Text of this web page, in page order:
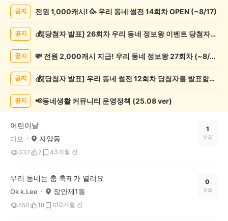
록
공지 전원 1,000캐시! 🥳 우리 동네 썰전 14회차 OPEN (~8/17)
공지 💰[당첨자 발표] 26회차 우리 동네 정보왕 이벤트 당첨자를 발표합니다!
공지 💸 전원 2,000캐시 지급! 우리 동네 정보왕 27회차 (~8/10)
공지 💰[당첨자 발표] 우리 동네 썰전 12회차 당첨자를 발표합니다!
공지 📢동네생활 커뮤니티 운영정책 (25.08 ver)
어린이날
다모 자양동
337 7 43개월 전
1
댓글
우리 동네는 춤 축제가 열려요
Ok k.Lee 장안제1동
550 18 610개월 전
0
댓글